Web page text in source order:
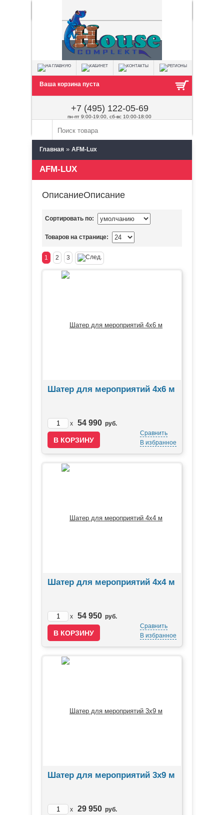
Ваша корзина пуста
+7 (495) 122-05-69
пн-пт 9:00-19:00, сб-вс 10:00-18:00
Главная » AFM-Lux
AFM-LUX
ОписаниеОписание
Сортировать по:
Товаров на странице:
1 2 3
Шатер для мероприятий 4х6 м
x 54 990 руб.
Сравнить
В избранное
Шатер для мероприятий 4х4 м
x 54 950 руб.
Сравнить
В избранное
Шатер для мероприятий 3х9 м
x 29 950 руб.